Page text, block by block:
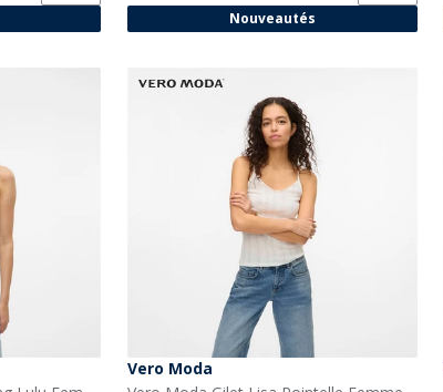
Nouveautés
Vero Moda